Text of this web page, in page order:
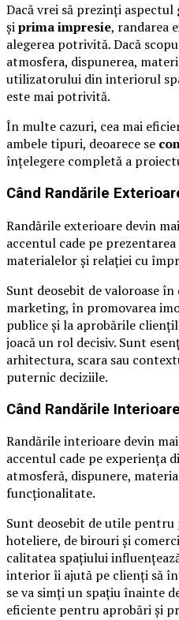
Dacă vrei să prezinți
șiprima impresie, randarea
alegerea potrivită. Dacă
atmosfera, dispunerea,
utilizatorului din interiorul
este mai potrivită.
În multe cazuri, cea mai
ambele tipuri, deoarece se
înțelegere completă a
Când Randările
Randările exterioare devin
accentul cade pe
materialelor și relației cu
Sunt deosebit de valoroase
marketing, în promovarea
publice și la aprobările
joacă un rol decisiv. Sunt
arhitectura, scara sau
puternic deciziile.
Când Randările
Randările interioare devin
accentul cade pe experiența
atmosferă, dispunere,
funcționalitate.
Sunt deosebit de utile
hoteliere, de birouri și
calitatea spațiului
interior îi ajută pe clienți să
se va simți un spațiu înainte
eficiente pentru aprobări și